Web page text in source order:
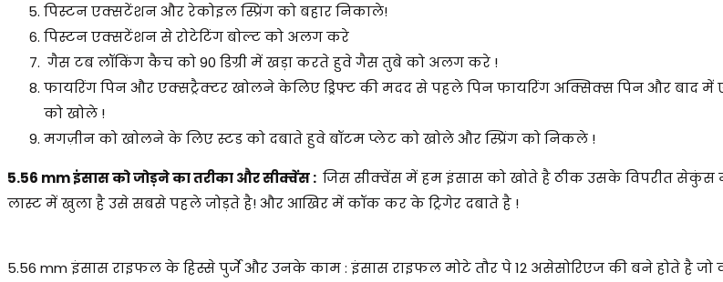
पिस्टन एक्सटेंशन और रेकोइल स्प्रिंग को बहार निकाले!
पिस्टन एक्सटेंशन से रोटेटिंग बोल्ट को अलग करे
गैस टब लॉकिंग कैच को 90 डिग्री में खड़ा करते हुवे गैस तुबे को अलग करे !
फायरिंग पिन और एक्सट्रैक्टर खोलने केलिए ड्रिफ्ट की मदद से पहले पिन फायरिंग अक्सिक्स पिन और बाद में
को खोले !
मगज़ीन को खोलने के लिए स्टड को दबाते हुवे बॉटम प्लेट को खोले और स्प्रिंग को निकले !
5.56 mm इंसास को जोड़ने का तरीका और सीक्वेंस : जिस सीक्वेंस में हम इंसास को खोते है ठीक उसके विपरीत सेकुंस में
लास्ट में खुला है उसे सबसे पहले जोड़ते है! और आखिर में कॉक कर के ट्रिगेर दबाते है !
5.56 mm इंसास राइफल के हिस्से पुर्जे और उनके काम : इंसास राइफल मोटे तौर पे 12 असेसोरिएज की बने होते है जो